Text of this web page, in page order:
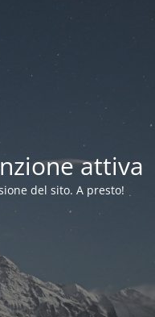
attiva
del sito. A presto!